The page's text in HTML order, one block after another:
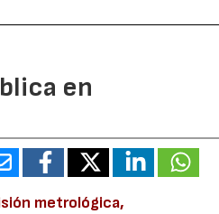
en
metrológica,